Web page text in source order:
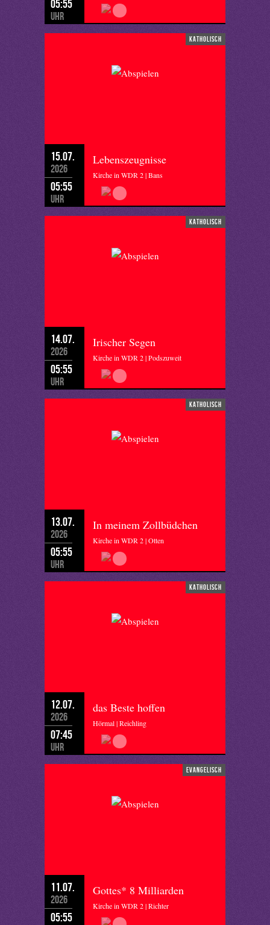
05:55
Uhr
katholisch
15.07.
2026
05:55
Uhr
Lebenszeugnisse
Kirche in WDR 2 | Bans
katholisch
14.07.
2026
05:55
Uhr
Irischer Segen
Kirche in WDR 2 | Podszuweit
katholisch
13.07.
2026
05:55
Uhr
In meinem Zollbüdchen
Kirche in WDR 2 | Otten
katholisch
12.07.
2026
07:45
Uhr
das Beste hoffen
Hörmal | Reichling
evangelisch
11.07.
2026
05:55
Gottes* 8 Milliarden
Kirche in WDR 2 | Richter